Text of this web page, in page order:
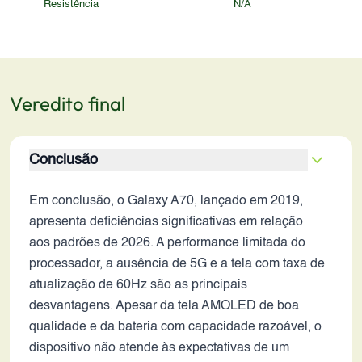
Resistência N/A
Veredito final
Conclusão
Em conclusão, o Galaxy A70, lançado em 2019,
apresenta deficiências significativas em relação
aos padrões de 2026. A performance limitada do
processador, a ausência de 5G e a tela com taxa de
atualização de 60Hz são as principais
desvantagens. Apesar da tela AMOLED de boa
qualidade e da bateria com capacidade razoável, o
dispositivo não atende às expectativas de um